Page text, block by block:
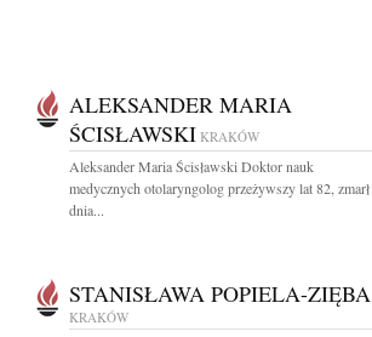
ALEKSANDER MARIA
ŚCISŁAWSKI KRAKÓW
Aleksander Maria Ścisławski Doktor nauk
medycznych otolaryngolog przeżywszy lat 82, zmarł
dnia...
STANISŁAWA POPIELA-ZIĘBA
KRAKÓW